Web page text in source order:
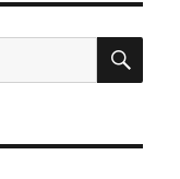
搜